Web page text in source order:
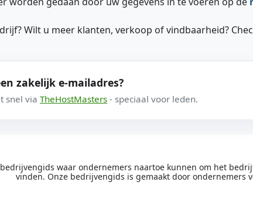
Wilt u meer klanten, verkoop of vindbaarheid?
zakelijk e-mailadres?
snel via TheHostMasters - speciaal voor leden.
waar ondernemers naartoe kunnen om het
vinden. Onze bedrijvengids is gemaakt door ondernemers